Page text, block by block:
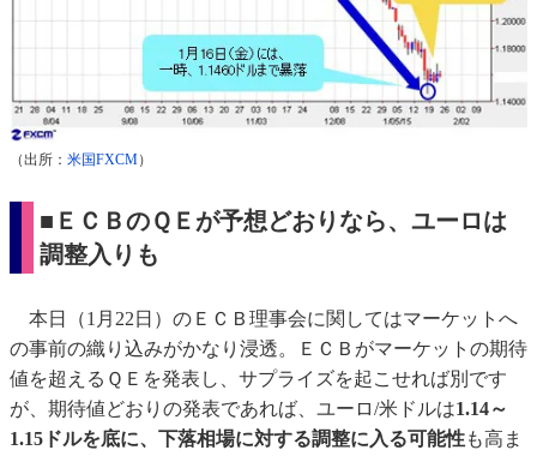
（出所： 米国FXCM）
■ＥＣＢのＱＥが予想どおりなら、ユーロは
調整入りも
本日（1月22日）のＥＣＢ理事会に関してはマーケットへ
の事前の織り込みがかなり浸透。ＥＣＢがマーケットの期待
値を超えるＱＥを発表し、サプライズを起こせれば別です
が、期待値どおりの発表であれば、ユーロ/米ドルは1.14～
1.15ドルを底に、下落相場に対する調整に入る可能性も高ま